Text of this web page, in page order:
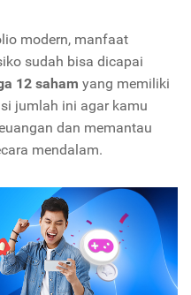
modern, manfaat
sudah bisa dicapai
12 saham yang memiliki
jumlah ini agar kamu
dan memantau
mendalam.